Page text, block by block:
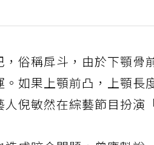
俗稱戽斗，由於下顎骨
如果上顎前凸，上顎長
倪敏然在綜藝節目扮演